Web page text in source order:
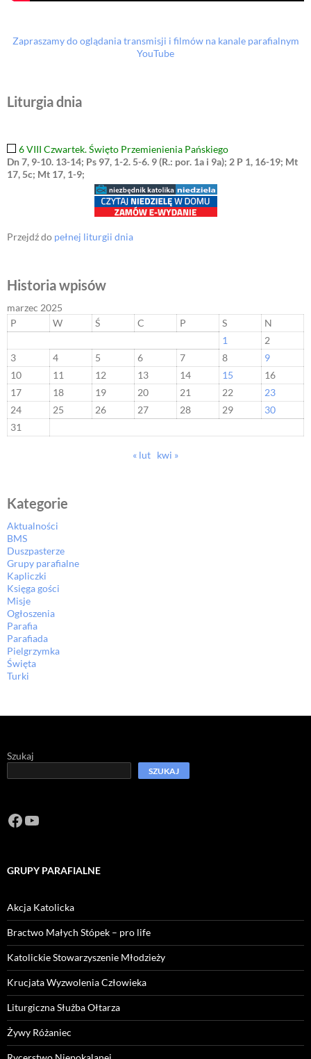
Zapraszamy do oglądania transmisji i filmów na kanale parafialnym
YouTube
Liturgia dnia
6 VIII Czwartek. Święto Przemienienia Pańskiego
Dn 7, 9-10. 13-14; Ps 97, 1-2. 5-6. 9 (R.: por. 1a i 9a); 2 P 1, 16-19; Mt
17, 5c; Mt 17, 1-9;
Przejdź do pełnej liturgii dnia
Historia wpisów
marzec 2025
P
W Ś C P S
N
1
2
3
4 5 6 7 8
9
10
11 12 13 14 15
16
17
18 19 20 21 22
23
24
25 26 27 28 29
30
31
« lut kwi »
Kategorie
Aktualności
BMS
Duszpasterze
Grupy parafialne
Kapliczki
Księga gości
Misje
Ogłoszenia
Parafia
Parafiada
Pielgrzymka
Święta
Turki
Szukaj
SZUKAJ
Facebook
https://www.youtube.com/channel/
GRUPY PARAFIALNE
Akcja Katolicka
Bractwo Małych Stópek – pro life
Katolickie Stowarzyszenie Młodzieży
Krucjata Wyzwolenia Człowieka
Liturgiczna Służba Ołtarza
Żywy Różaniec